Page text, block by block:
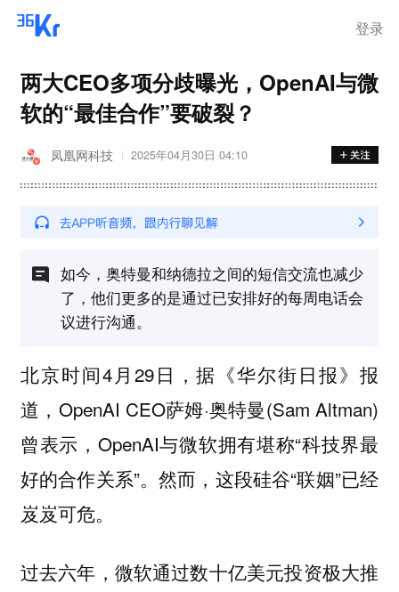
登录
两大CEO多项分歧曝光，OpenAI与微
软的“最佳合作”要破裂？
凤凰网科技 2025年04月30日 04:10
如今，奥特曼和纳德拉之间的短信交流也减少
了，他们更多的是通过已安排好的每周电话会
议进行沟通。
北京时间4月29日，据《华尔街日报》报
道，OpenAI CEO萨姆·奥特曼(Sam Altman)
曾表示，OpenAI与微软拥有堪称“科技界最
好的合作关系”。然而，这段硅谷“联姻”已经
岌岌可危。
过去六年，微软通过数十亿美元投资极大推